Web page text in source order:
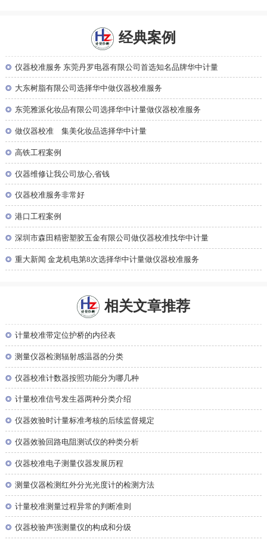
经典案例
◎ 仪器校准服务 东莞丹罗电器有限公司首选知名品牌华中计量
◎ 大东树脂有限公司选择华中做仪器校准服务
◎ 东莞雅派化妆品有限公司选择华中计量做仪器校准服务
◎ 做仪器校准 集美化妆品选择华中计量
◎ 高铁工程案例
◎ 仪器维修让我公司放心,省钱
◎ 仪器校准服务非常好
◎ 港口工程案例
◎ 深圳市森田精密塑胶五金有限公司做仪器校准找华中计量
◎ 重大新闻 金龙机电第8次选择华中计量做仪器校准服务
相关文章推荐
◎ 计量校准带定位护桥的内径表
◎ 测量仪器检测辐射感温器的分类
◎ 仪器校准计数器按照功能分为哪几种
◎ 计量校准信号发生器两种分类介绍
◎ 仪器效验时计量标准考核的后续监督规定
◎ 仪器效验回路电阻测试仪的种类分析
◎ 仪器校准电子测量仪器发展历程
◎ 测量仪器检测红外分光光度计的检测方法
◎ 计量校准测量过程异常的判断准则
◎ 仪器校验声强测量仪的构成和分级